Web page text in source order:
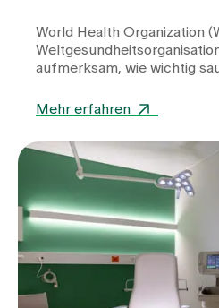
World Health Organization
aufmerksam, wie wichtig
Mehr erfahren